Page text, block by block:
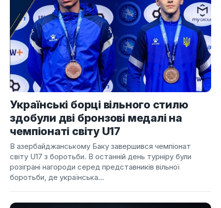
Українські борці вільного стилю
здобули дві бронзові медалі на
чемпіонаті світу U17
В азербайджанському Баку завершився чемпіонат
світу U17 з боротьби. В останній день турніру були
розіграні нагороди серед представників вільної
боротьби, де українська...